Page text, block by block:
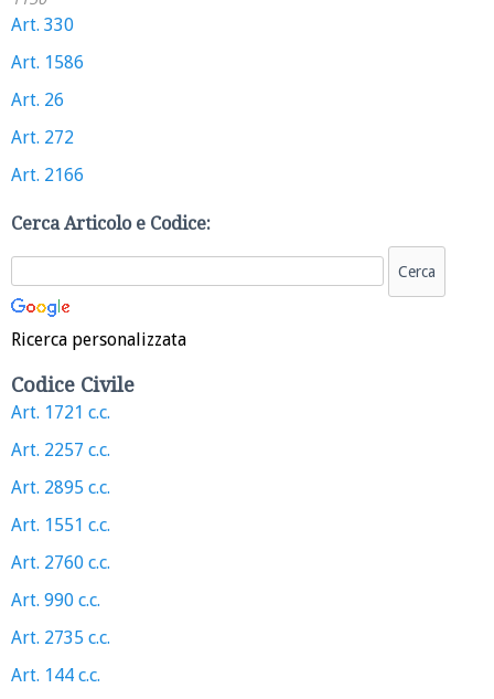
Art. 330
Art. 1586
Art. 26
Art. 272
Art. 2166
Cerca Articolo e Codice:
Ricerca personalizzata
Codice Civile
Art. 1721 c.c.
Art. 2257 c.c.
Art. 2895 c.c.
Art. 1551 c.c.
Art. 2760 c.c.
Art. 990 c.c.
Art. 2735 c.c.
Art. 144 c.c.